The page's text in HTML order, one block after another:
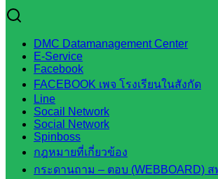
DMC Datamanagement Center
E-Service
Facebook
FACEBOOK เพจ โรงเรียนในสังกัด
Line
Socail Network
Social Network
Spinboss
กฎหมายที่เกี่ยวข้อง
กระดานถาม – ตอบ (WEBBOARD) ส
สระแก้ว
ศึกษาธิการ
จังหวัด
สระแก้ว
สำนักงาน
ส.ก.ส.ค.
จังหวัด
สระแก้ว